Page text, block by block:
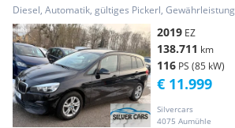
Aut.
Diesel, Automatik, gültiges Pickerl, Gewährleistung
2019 EZ
138.711 km
116 PS (85 kW)
Silvercars
4075 Aumühle
€ 11.999